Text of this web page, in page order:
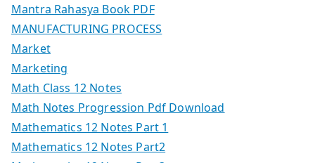
Mantra Rahasya Book PDF
MANUFACTURING PROCESS
Market
Marketing
Math Class 12 Notes
Math Notes Progression Pdf Download
Mathematics 12 Notes Part 1
Mathematics 12 Notes Part2